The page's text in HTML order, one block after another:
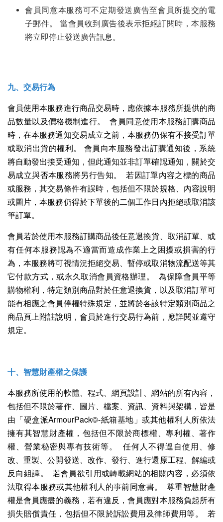
會員同意本服務可不定期發送廣告至會員所提交的電
子郵件。 當會員收到廣告後表示拒絕訂閱時，本服務
將立即停止發送廣告訊息。
九、交易行為
會員使用本服務進行商品交易時，應依據本服務所提供的商
品數量以及價格機制進行。 會員同意使用本服務訂購商品
時，在本服務通知交易成立之前，本服務仍保有不接受訂單
或取消出貨的權利。 會員向本服務發出訂購通知後，系統
將自動發出接受通知，但此通知並非訂單確認通知，關於交
易成立與否本服務將另行告知。 若因訂單內容之標的商品
或服務，其交易條件有誤時，包括但不限於規格、內容說明
或圖片，本服務仍得於下單後的二個工作日內拒絕或取消該
筆訂單。
會員若於使用本服務訂購商品後任意退換貨、取消訂單、或
有任何本服務認為不適當而造成作業上之困擾或損害的行
為，本服務將可視情況拒絕交易、暫停或取消物流配送等其
它付款方式，或永久取消會員資格辦理。 為保障會員平等
購物權利，特定類別商品對於任意退換貨，以及取消訂單可
能有相應之會員停權特殊規定，並將於各該特定類別商品之
商品頁上附註說明，會員於進行交易行為前，應詳閱並遵守
規定。
十、智慧財產權之保護
本服務所使用的軟體、程式、網頁設計、網站的所有內容，
包括但不限於著作、圖片、檔案、資訊、資料與架構，皆是
由「硬盒派ArmourPack©-紙箱基地」或其他權利人所依法
擁有其智慧財產權，包括但不限於商標權、專利權、著作
權、營業秘密與專有技術等。 任何人不得逕自使用、修
改、重製、公開發送、改作、發行、進行還原工程、解編或
反向組譯。 若會員欲引用或轉載網站的相關內容，必須依
法取得本服務或其他權利人的事前同意書。 尊重智慧財產
權是會員應盡的義務，若有違反，會員應對本服務負起所有
損失賠償責任，包括但不限於訴訟費用及律師費用等。 若